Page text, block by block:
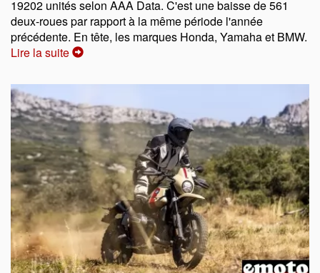
19202 unités selon AAA Data. C'est une baisse de 561
deux-roues par rapport à la même période l'année
précédente. En tête, les marques Honda, Yamaha et BMW.
Lire la suite